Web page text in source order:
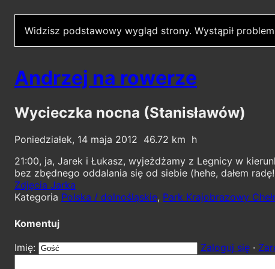
Widzisz podstawowy wygląd strony. Wystąpił
Andrzej na rowerze
Wycieczka nocna (Stanisławów)
Poniedziałek, 14 maja 2012 46.72
21:00, ja, Jarek i Łukasz, wyjeżdżamy z Legnicy w
bez zbędnego oddalania się od siebie (hehe, dałem
Zdjęcia Jarka
Kategoria Polska / dolnośląskie, Park Krajobrazowy
Komentuj
Imię:
Zaloguj się ·